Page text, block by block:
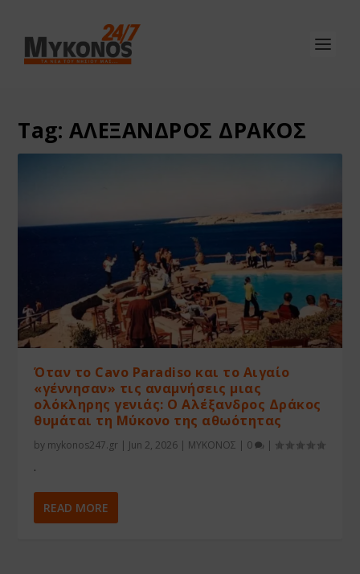
Tag: ΑΛΕΞΑΝΔΡΟΣ ΔΡΑΚΟΣ
Όταν το Cavo Paradiso και το Αιγαίο
«γέννησαν» τις αναμνήσεις μιας
ολόκληρης γενιάς: Ο Αλέξανδρος Δράκος
θυμάται τη Μύκονο της αθωότητας
by mykonos247.gr | Jun 2, 2026 | ΜΥΚΟΝΟΣ | 0 |
.
READ MORE